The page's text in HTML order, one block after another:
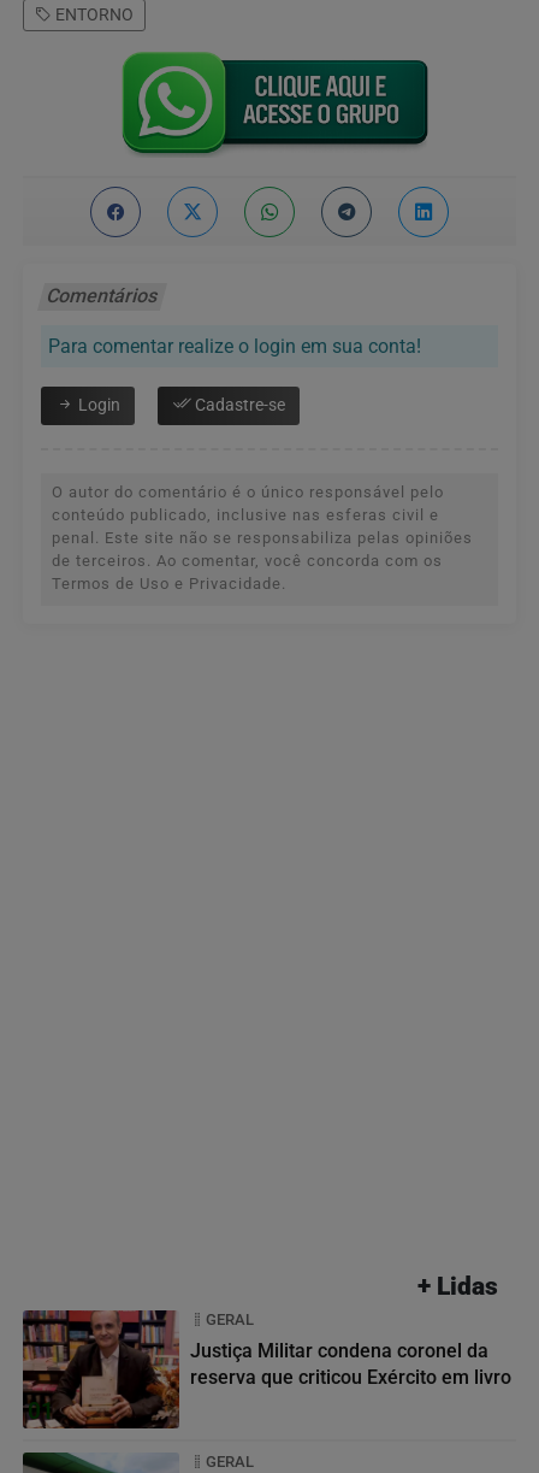
ENTORNO
Comentários
Para comentar realize o login em sua conta!
Login Cadastre-se
O autor do comentário é o único responsável pelo
conteúdo publicado, inclusive nas esferas civil e
penal. Este site não se responsabiliza pelas opiniões
de terceiros. Ao comentar, você concorda com os
Termos de Uso e Privacidade.
+ Lidas
01
GERAL
Justiça Militar condena coronel da
reserva que criticou Exército em livro
GERAL